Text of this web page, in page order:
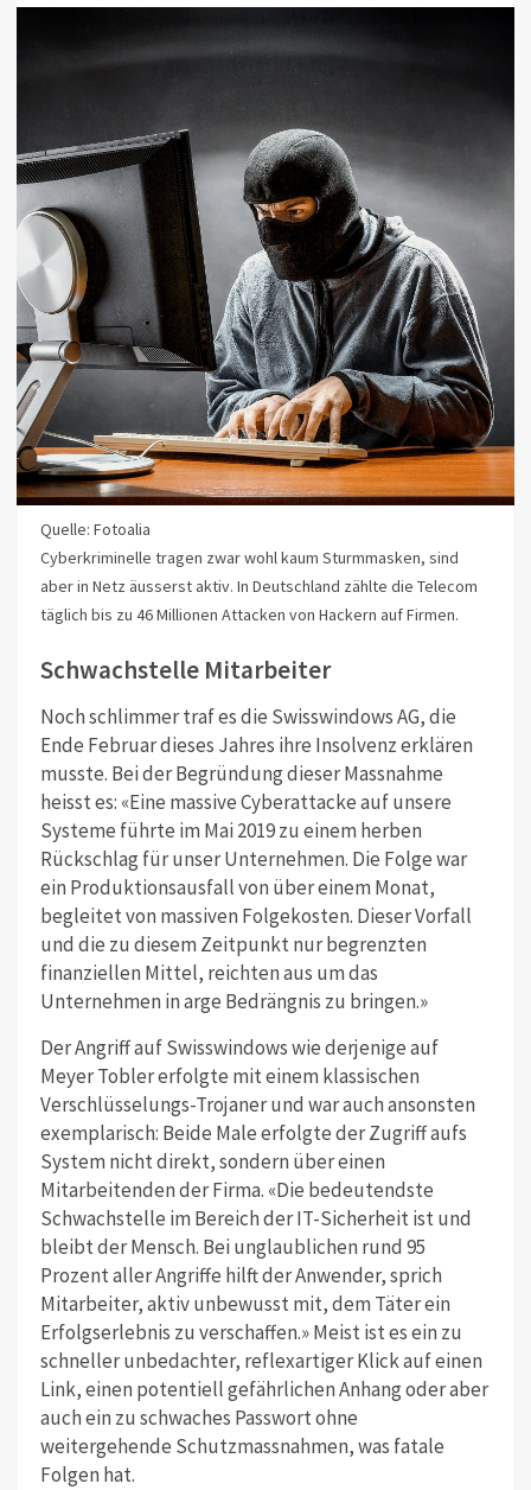
Quelle: Fotoalia
Cyberkriminelle tragen zwar wohl kaum Sturmmasken, sind
aber in Netz äusserst aktiv. In Deutschland zählte die Telecom
täglich bis zu 46 Millionen Attacken von Hackern auf Firmen.
Schwachstelle Mitarbeiter
Noch schlimmer traf es die Swisswindows AG, die
Ende Februar dieses Jahres ihre Insolvenz erklären
musste. Bei der Begründung dieser Massnahme
heisst es: «Eine massive Cyberattacke auf unsere
Systeme führte im Mai 2019 zu einem herben
Rückschlag für unser Unternehmen. Die Folge war
ein Produktionsausfall von über einem Monat,
begleitet von massiven Folgekosten. Dieser Vorfall
und die zu diesem Zeitpunkt nur begrenzten
finanziellen Mittel, reichten aus um das
Unternehmen in arge Bedrängnis zu bringen.»
Der Angriff auf Swisswindows wie derjenige auf
Meyer Tobler erfolgte mit einem klassischen
Verschlüsselungs-Trojaner und war auch ansonsten
exemplarisch: Beide Male erfolgte der Zugriff aufs
System nicht direkt, sondern über einen
Mitarbeitenden der Firma. «Die bedeutendste
Schwachstelle im Bereich der IT-Sicherheit ist und
bleibt der Mensch. Bei unglaublichen rund 95
Prozent aller Angriffe hilft der Anwender, sprich
Mitarbeiter, aktiv unbewusst mit, dem Täter ein
Erfolgserlebnis zu verschaffen.» Meist ist es ein zu
schneller unbedachter, reflexartiger Klick auf einen
Link, einen potentiell gefährlichen Anhang oder aber
auch ein zu schwaches Passwort ohne
weitergehende Schutzmassnahmen, was fatale
Folgen hat.